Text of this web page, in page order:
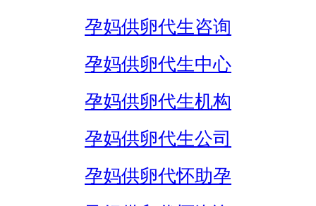
孕妈供卵代生咨询
孕妈供卵代生中心
孕妈供卵代生机构
孕妈供卵代生公司
孕妈供卵代怀助孕